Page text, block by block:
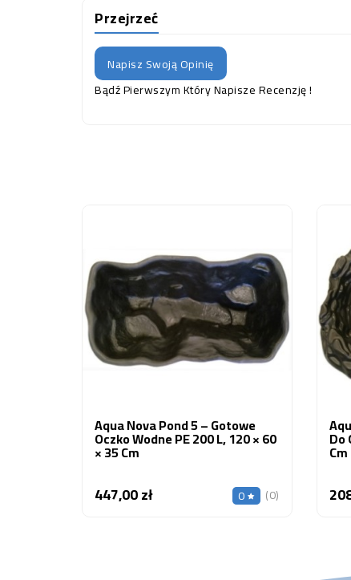
Przejrzeć
Napisz Swoją Opinię
Bądź Pierwszym Który Napisze Recenzję !
Aqua Nova Pond 5 – Gotowe
Oczko Wodne PE 200 L, 120 × 60
× 35 Cm
447,00 złCena 0 (0)
Do
Cm